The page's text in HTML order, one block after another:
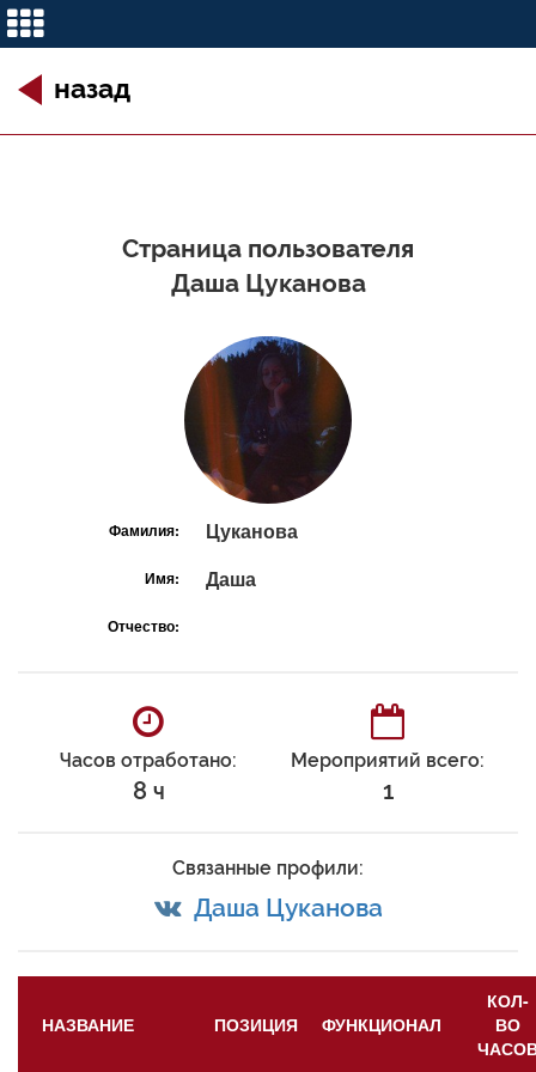
назад
Страница пользователя
Даша Цуканова
Фамилия: Цуканова
Имя: Даша
Отчество:
Часов отработано:
8 ч
Мероприятий всего:
1
Связанные профили:
Даша Цуканова
НАЗВАНИЕ ПОЗИЦИЯ ФУНКЦИОНАЛ
КОЛ-
ВО